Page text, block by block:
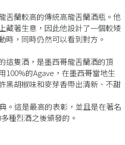
舌蘭較高的傳統高龍舌蘭酒瓶。他
藏著生意，因此他設計了一個較矮
時，同時仍然可以看到對方。
這隻酒，是墨西哥龍舌蘭酒的頂
100%的Agave，在墨西哥當地生
黑胡椒味和麥芽香帶出清新、不甜
。這是最高的表彰，並且是在著名
種烈酒之後頒發的。